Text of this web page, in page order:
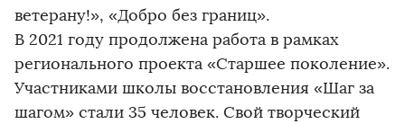
ветерану!», «Добро без границ».
В 2021 году продолжена работа в рамках
регионального проекта «Старшее поколение».
Участниками школы восстановления «Шаг за
шагом» стали 35 человек. Свой творческий